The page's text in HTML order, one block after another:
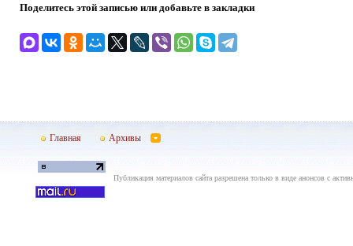
Поделитесь этой записью или добавьте в закладки
Главная Архивы
Публикация материалов сайта разрешена только в виде анонсов с